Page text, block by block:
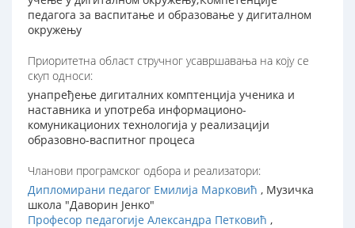
педагога за васпитање и образовање у дигиталном
окружењу
Приоритетна област стручног усавршавања на коју се
скуп односи:
унапређење дигиталних комптенција ученика и
наставника и употреба информационо-
комуникационих технологија у реализацији
образовно-васпитног процеса
Чланови програмског одбора и реализатори:
Дипломирани педагог Емилија Марковић , Музичка
школа "Даворин Јенко"
Професор педагогије Александра Петковић ,